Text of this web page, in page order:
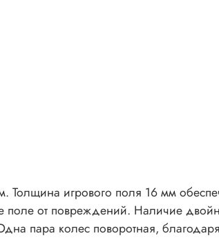
игрового поля 16 мм
от повреждений. Наличие
пара колес поворотная,